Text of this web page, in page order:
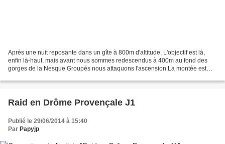
Après une nuit reposante dans un gîte à 800m d'altitude, L'objectif est là,
enfin là-haut, mais avant nous sommes redescendus à 400m au fond des
gorges de la Nesque Groupés nous attaquons l'ascension La montée est
Raid en Drôme Provençale J1
Publié le 29/06/2014 à 15:40
Par Papyjp